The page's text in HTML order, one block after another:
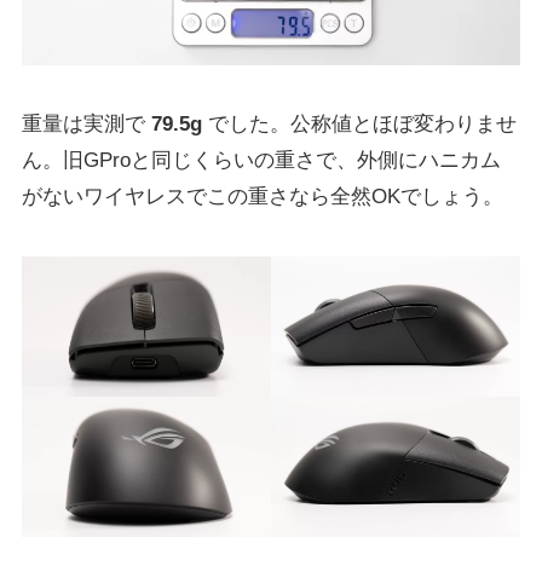
重量は実測で79.5gでした。公称値とほぼ変わりませ
ん。旧GProと同じくらいの重さで、外側にハニカム
がないワイヤレスでこの重さなら全然OKでしょう。